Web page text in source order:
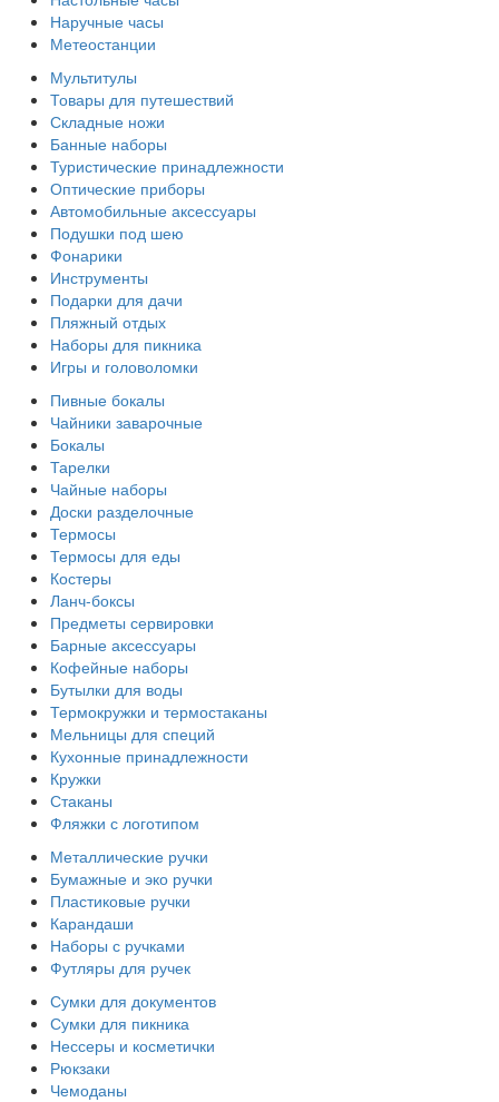
Наручные часы
Метеостанции
Мультитулы
Товары для путешествий
Складные ножи
Банные наборы
Туристические принадлежности
Оптические приборы
Автомобильные аксессуары
Подушки под шею
Фонарики
Инструменты
Подарки для дачи
Пляжный отдых
Наборы для пикника
Игры и головоломки
Пивные бокалы
Чайники заварочные
Бокалы
Тарелки
Чайные наборы
Доски разделочные
Термосы
Термосы для еды
Костеры
Ланч-боксы
Предметы сервировки
Барные аксессуары
Кофейные наборы
Бутылки для воды
Термокружки и термостаканы
Мельницы для специй
Кухонные принадлежности
Кружки
Стаканы
Фляжки с логотипом
Металлические ручки
Бумажные и эко ручки
Пластиковые ручки
Карандаши
Наборы с ручками
Футляры для ручек
Сумки для документов
Сумки для пикника
Нессеры и косметички
Рюкзаки
Чемоданы